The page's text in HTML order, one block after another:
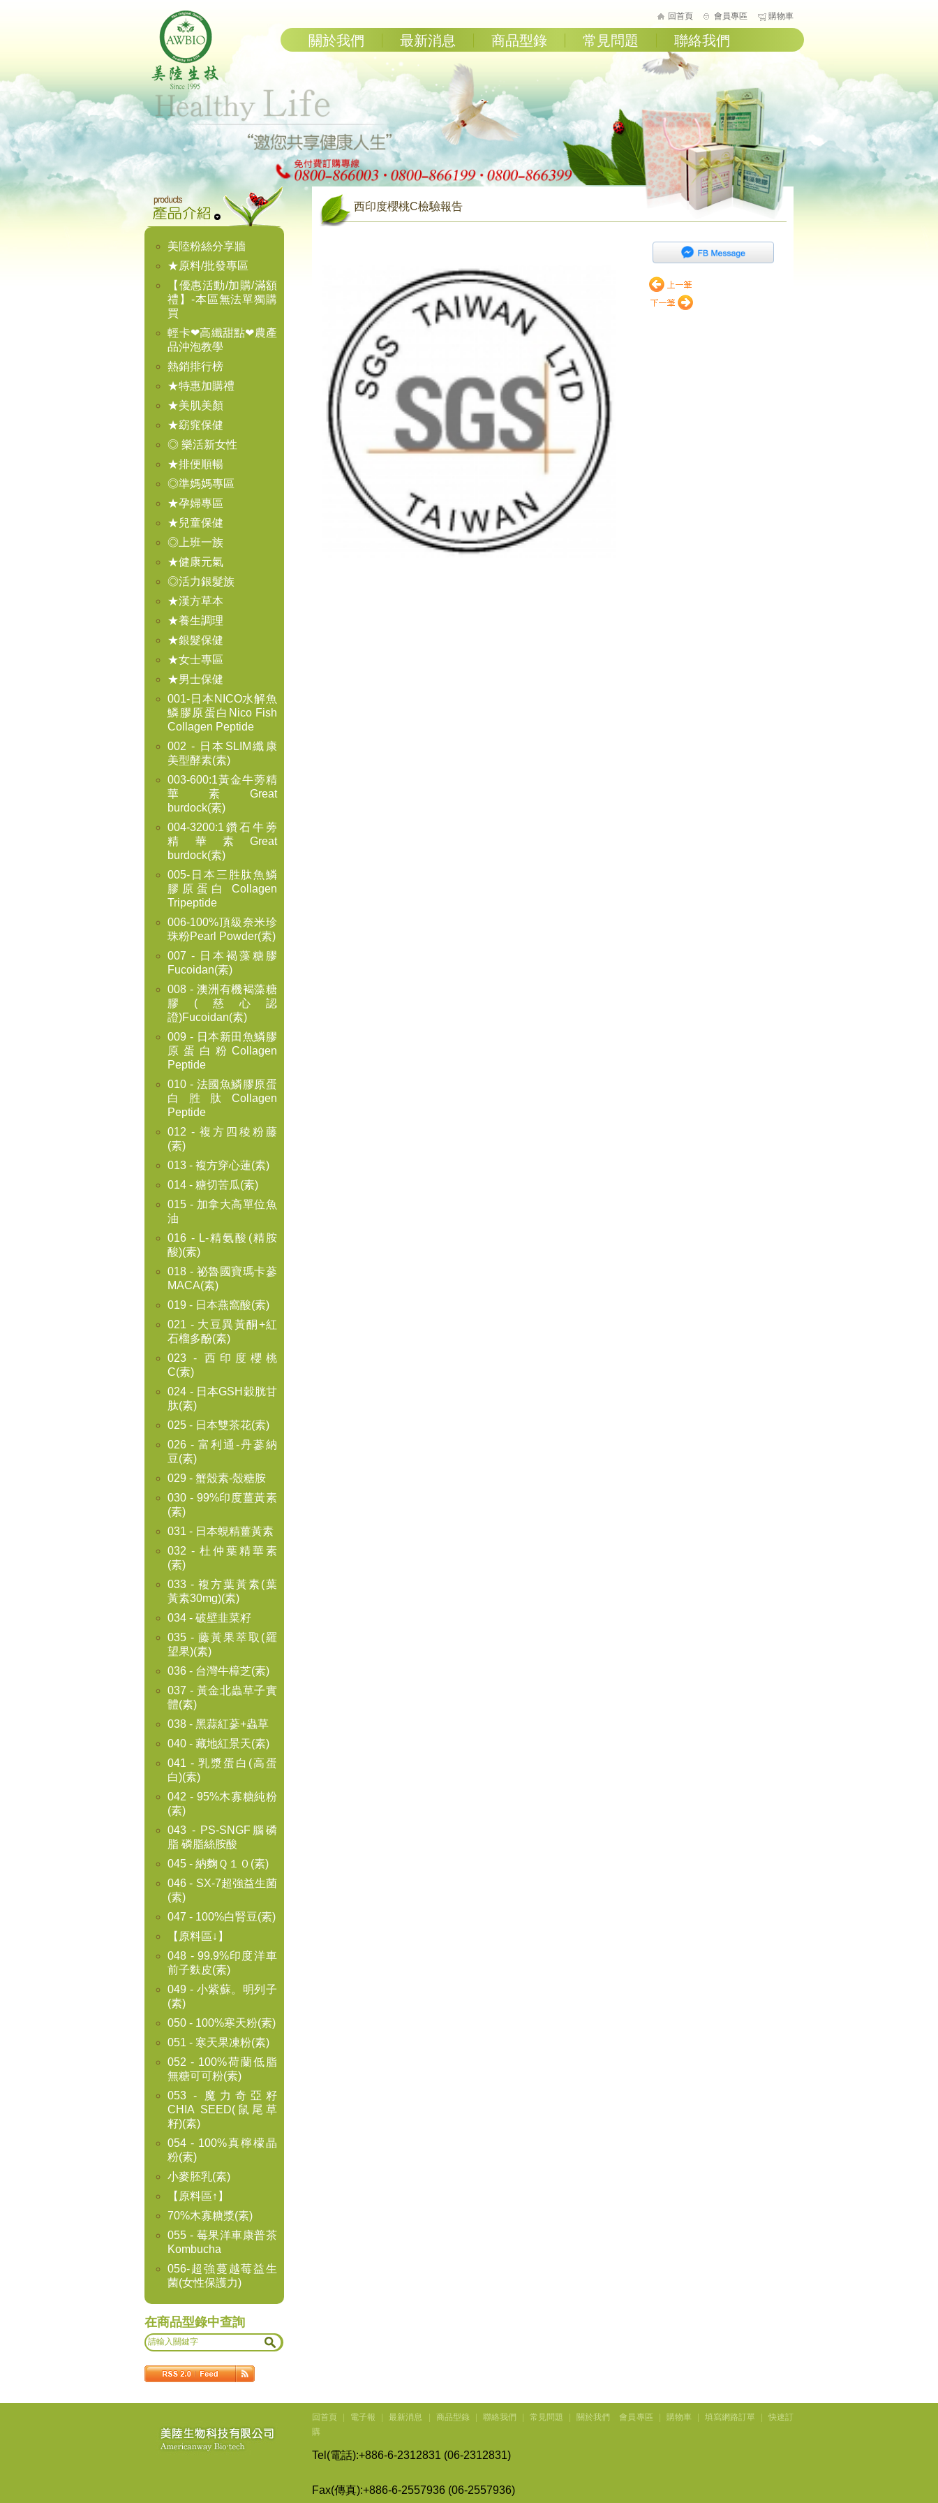
回首頁 會員專區 購物車
關於我們 最新消息 商品型錄 常見問題 聯絡我們
西印度櫻桃C檢驗報告
美陸粉絲分享牆
★原料/批發專區
【優惠活動/加購/滿額
禮】-本區無法單獨購
買
輕卡❤高纖甜點❤農產
品沖泡教學
熱銷排行榜
★特惠加購禮
★美肌美顏
★窈窕保健
◎ 樂活新女性
★排便順暢
◎準媽媽專區
★孕婦專區
★兒童保健
◎上班一族
★健康元氣
◎活力銀髮族
★漢方草本
★養生調理
★銀髮保健
★女士專區
★男士保健
001-日本NICO水解魚
鱗膠原蛋白Nico Fish
Collagen Peptide
002 - 日本SLIM纖康
美型酵素(素)
003-600:1黃金牛蒡精
華素Great
burdock(素)
004-3200:1鑽石牛蒡
精華素Great
burdock(素)
005-日本三胜肽魚鱗
膠原蛋白 Collagen
Tripeptide
006-100%頂級奈米珍
珠粉Pearl Powder(素)
007 - 日本褐藻糖膠
Fucoidan(素)
008 - 澳洲有機褐藻糖
膠(慈心認
證)Fucoidan(素)
009 - 日本新田魚鱗膠
原蛋白粉Collagen
Peptide
010 - 法國魚鱗膠原蛋
白胜肽Collagen
Peptide
012 - 複方四稜粉藤
(素)
013 - 複方穿心蓮(素)
014 - 糖切苦瓜(素)
015 - 加拿大高單位魚
油
016 - L-精氨酸(精胺
酸)(素)
018 - 祕魯國寶瑪卡蔘
MACA(素)
019 - 日本燕窩酸(素)
021 - 大豆異黃酮+紅
石榴多酚(素)
023 - 西印度櫻桃
C(素)
024 - 日本GSH穀胱甘
肽(素)
025 - 日本雙茶花(素)
026 - 富利通-丹蔘納
豆(素)
029 - 蟹殼素-殼糖胺
030 - 99%印度薑黃素
(素)
031 - 日本蜆精薑黃素
032 - 杜仲葉精華素
(素)
033 - 複方葉黃素(葉
黃素30mg)(素)
034 - 破壁韭菜籽
035 - 藤黃果萃取(羅
望果)(素)
036 - 台灣牛樟芝(素)
037 - 黃金北蟲草子實
體(素)
038 - 黑蒜紅蔘+蟲草
040 - 藏地紅景天(素)
041 - 乳漿蛋白(高蛋
白)(素)
042 - 95%木寡糖純粉
(素)
043 - PS-SNGF腦磷
脂 磷脂絲胺酸
045 - 納麴Ｑ１０(素)
046 - SX-7超強益生菌
(素)
047 - 100%白腎豆(素)
【原料區↓】
048 - 99.9%印度洋車
前子麩皮(素)
049 - 小紫蘇。明列子
(素)
050 - 100%寒天粉(素)
051 - 寒天果凍粉(素)
052 - 100%荷蘭低脂
無糖可可粉(素)
053 - 魔力奇亞籽
CHIA SEED(鼠尾草
籽)(素)
054 - 100%真檸檬晶
粉(素)
小麥胚乳(素)
【原料區↑】
70%木寡糖漿(素)
055 - 莓果洋車康普茶
Kombucha
056-超強蔓越莓益生
菌(女性保護力)
在商品型錄中查詢
回首頁 電子報 最新消息 商品型錄 聯絡我們 常見問題 關於我們 會員專區 購物車 填寫網路訂單
快速訂
購
Tel(電話):+886-6-2312831 (06-2312831)
Fax(傳真):+886-6-2557936 (06-2557936)